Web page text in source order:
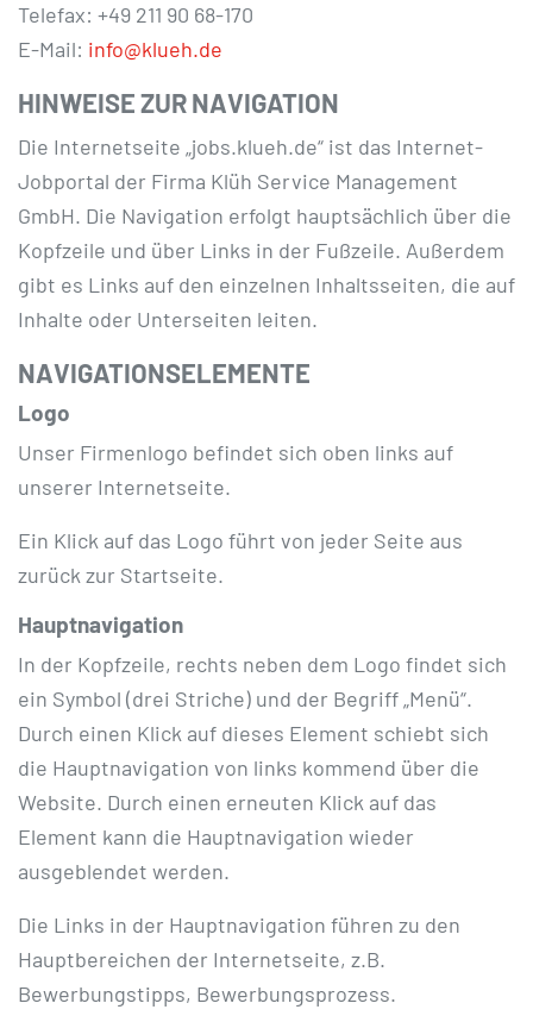
Telefax: +49 211 90 68-170
E-Mail: info@klueh.de
HINWEISE ZUR NAVIGATION
Die Internetseite „jobs.klueh.de“ ist das Internet-
Jobportal der Firma Klüh Service Management
GmbH. Die Navigation erfolgt hauptsächlich über die
Kopfzeile und über Links in der Fußzeile. Außerdem
gibt es Links auf den einzelnen Inhaltsseiten, die auf
Inhalte oder Unterseiten leiten.
NAVIGATIONSELEMENTE
Logo
Unser Firmenlogo befindet sich oben links auf
unserer Internetseite.
Ein Klick auf das Logo führt von jeder Seite aus
zurück zur Startseite.
Hauptnavigation
In der Kopfzeile, rechts neben dem Logo findet sich
ein Symbol (drei Striche) und der Begriff „Menü“.
Durch einen Klick auf dieses Element schiebt sich
die Hauptnavigation von links kommend über die
Website. Durch einen erneuten Klick auf das
Element kann die Hauptnavigation wieder
ausgeblendet werden.
Die Links in der Hauptnavigation führen zu den
Hauptbereichen der Internetseite, z.B.
Bewerbungstipps, Bewerbungsprozess.